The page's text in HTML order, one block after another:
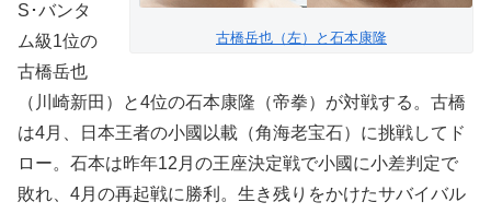
古橋岳也（左）と石本康隆
S･バンタ
ム級1位の
古橋岳也
（川崎新田）と4位の石本康隆（帝拳）が対戦する。古橋
は4月、日本王者の小國以載（角海老宝石）に挑戦してド
ロー。石本は昨年12月の王座決定戦で小國に小差判定で
敗れ、4月の再起戦に勝利。生き残りをかけたサバイバル